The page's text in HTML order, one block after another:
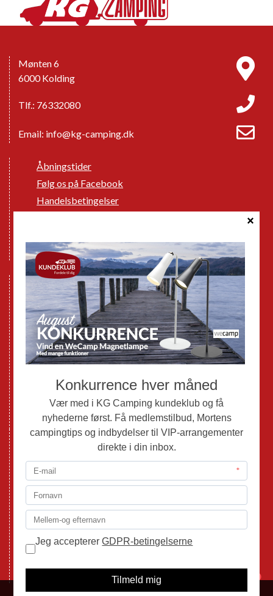
Mønten 6
6000 Kolding
Tlf.: 76332080
Email: info@kg-camping.dk
Åbningstider
Følg os på Facebook
Handelsbetingelser
GPDR - Optagelse af foto og video
Nye Campingvogne
Nye Autocampere og Vans
Brugte Campingvogne
Brugte Autocampere og Vans
Webshop
Mortens Campingtips
KG Camping Kundeklub
Nyheder
Adria
Adria Autocampere
Eriba
Fendt
Hobby
Randger Van